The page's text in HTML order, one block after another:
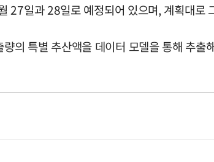
일과 28일로 예정되어 있으며, 계획대로
의 특별 추산액을 데이터 모델을 통해 추출